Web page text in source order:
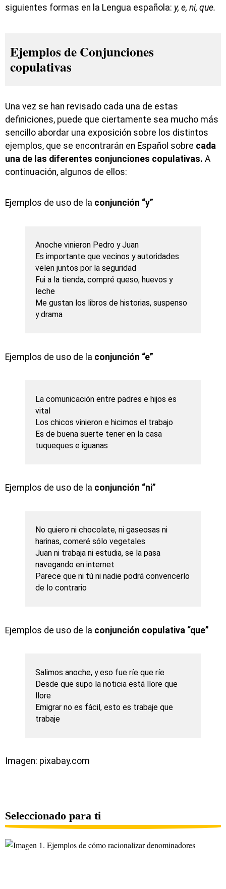
siguientes formas en la Lengua española: y, e, ni, que.
Ejemplos de Conjunciones
copulativas
Una vez se han revisado cada una de estas
definiciones, puede que ciertamente sea mucho más
sencillo abordar una exposición sobre los distintos
ejemplos, que se encontrarán en Español sobre cada
una de las diferentes conjunciones copulativas. A
continuación, algunos de ellos:
Ejemplos de uso de la conjunción “y”
Anoche vinieron Pedro y Juan
Es importante que vecinos y autoridades
velen juntos por la seguridad
Fui a la tienda, compré queso, huevos y
leche
Me gustan los libros de historias, suspenso
y drama
Ejemplos de uso de la conjunción “e”
La comunicación entre padres e hijos es
vital
Los chicos vinieron e hicimos el trabajo
Es de buena suerte tener en la casa
tuqueques e iguanas
Ejemplos de uso de la conjunción “ni”
No quiero ni chocolate, ni gaseosas ni
harinas, comeré sólo vegetales
Juan ni trabaja ni estudia, se la pasa
navegando en internet
Parece que ni tú ni nadie podrá convencerlo
de lo contrario
Ejemplos de uso de la conjunción copulativa “que”
Salimos anoche, y eso fue ríe que ríe
Desde que supo la noticia está llore que
llore
Emigrar no es fácil, esto es trabaje que
trabaje
Imagen: pixabay.com
Seleccionado para ti